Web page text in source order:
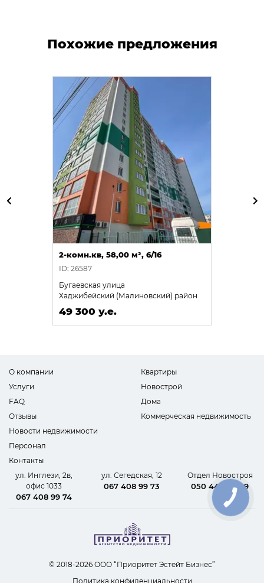
Похожие предложения
2-комн.кв, 58,00 м², 6/16
ID: 26587
Бугаевская улица
Хаджибейский (Малиновский) район
49 300 у.е.
О компании
Услуги
FAQ
Отзывы
Новости недвижимости
Персонал
Контакты
Квартиры
Новострой
Дома
Коммерческая недвижимость
ул. Инглези, 2в,
офис 1033
067 408 99 74
ул. Сегедская, 12
067 408 99 73
Отдел Новостроя
050 440 62 09
© 2018-2026 ООО “Приоритет Эстейт Бизнес”
Политика конфиденциальности
КНОПКА
СВЯЗИ